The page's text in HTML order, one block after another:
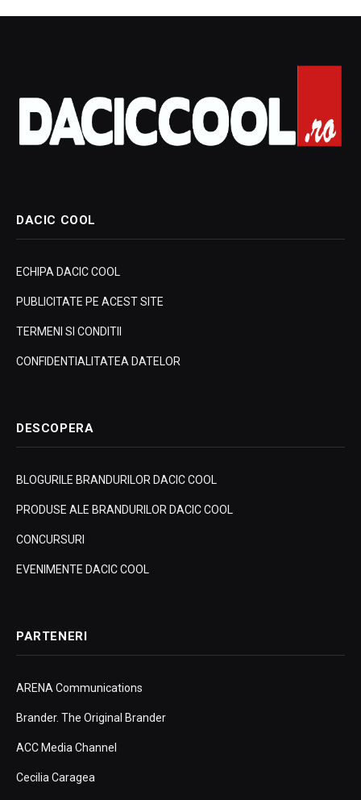
DACIC COOL
ECHIPA DACIC COOL
PUBLICITATE PE ACEST SITE
TERMENI SI CONDITII
CONFIDENTIALITATEA DATELOR
DESCOPERA
BLOGURILE BRANDURILOR DACIC COOL
PRODUSE ALE BRANDURILOR DACIC COOL
CONCURSURI
EVENIMENTE DACIC COOL
PARTENERI
ARENA Communications
Brander. The Original Brander
ACC Media Channel
Cecilia Caragea